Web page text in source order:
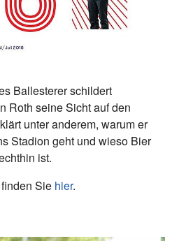
Ballesterer schildert
Roth seine Sicht auf den
unter anderem, warum er
Stadion geht und wieso Bier
ist.
Sie hier.